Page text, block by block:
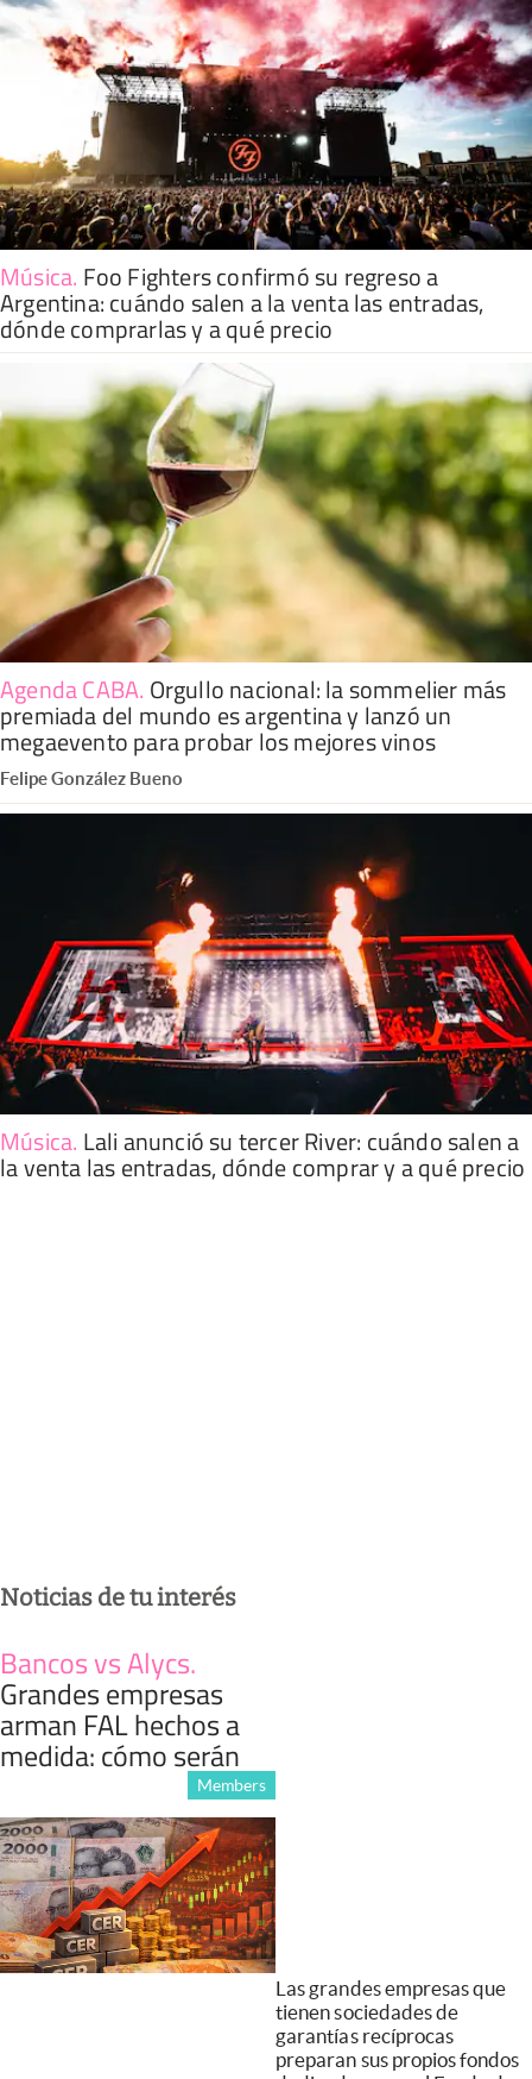
Música. Foo Fighters confirmó su regreso a
Argentina: cuándo salen a la venta las entradas,
dónde comprarlas y a qué precio
Agenda CABA. Orgullo nacional: la sommelier más
premiada del mundo es argentina y lanzó un
megaevento para probar los mejores vinos
Felipe González Bueno
Música. Lali anunció su tercer River: cuándo salen a
la venta las entradas, dónde comprar y a qué precio
Noticias de tu interés
Bancos vs Alycs.
Grandes empresas
arman FAL hechos a
medida: cómo serán
Members
Las grandes empresas que
tienen sociedades de
garantías recíprocas
preparan sus propios fondos